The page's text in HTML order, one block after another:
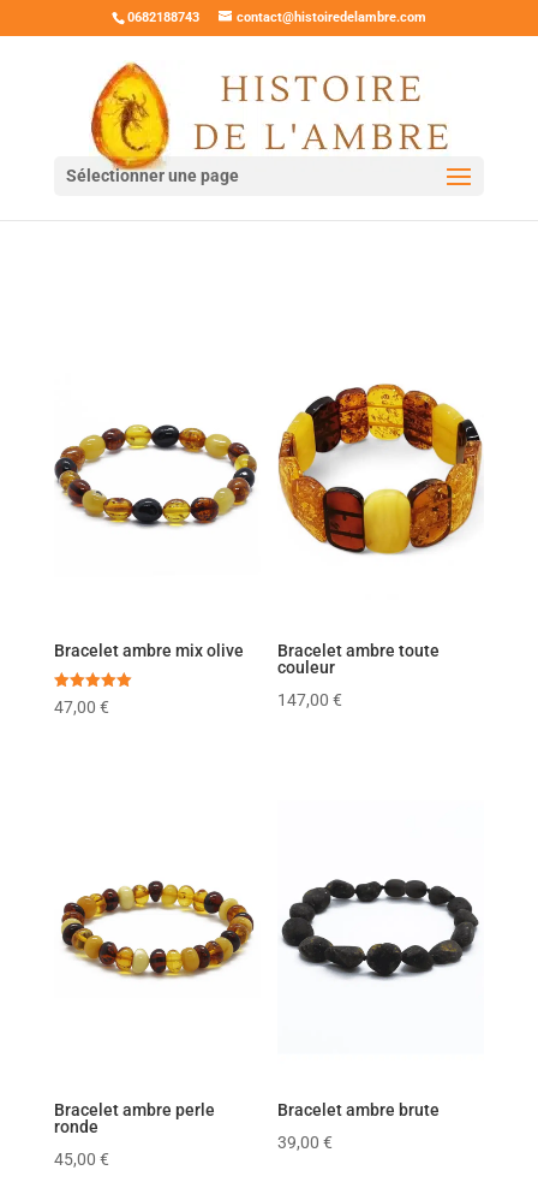
0682188743 contact@histoiredelambre.com
Sélectionner une page
Bracelet ambre mix olive
Note
5.00
47,00 €
Bracelet ambre toute
couleur
147,00€
Bracelet ambre perle
ronde
45,00 €
Bracelet ambre brute
39,00€